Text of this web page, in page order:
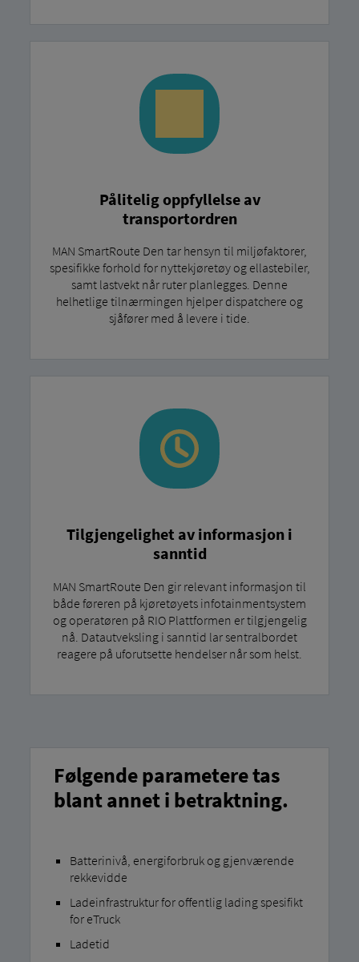
Pålitelig oppfyllelse av
transportordren
MAN SmartRoute Den tar hensyn til miljøfaktorer,
spesifikke forhold for nyttekjøretøy og ellastebiler,
samt lastvekt når ruter planlegges. Denne
helhetlige tilnærmingen hjelper dispatchere og
sjåfører med å levere i tide.
Tilgjengelighet av informasjon i
sanntid
MAN SmartRoute Den gir relevant informasjon til
både føreren på kjøretøyets infotainmentsystem
og operatøren på RIO Plattformen er tilgjengelig
nå. Datautveksling i sanntid lar sentralbordet
reagere på uforutsette hendelser når som helst.
Følgende parametere tas
blant annet i betraktning.
Batterinivå, energiforbruk og gjenværende
rekkevidde
Ladeinfrastruktur for offentlig lading spesifikt
for eTruck
Ladetid